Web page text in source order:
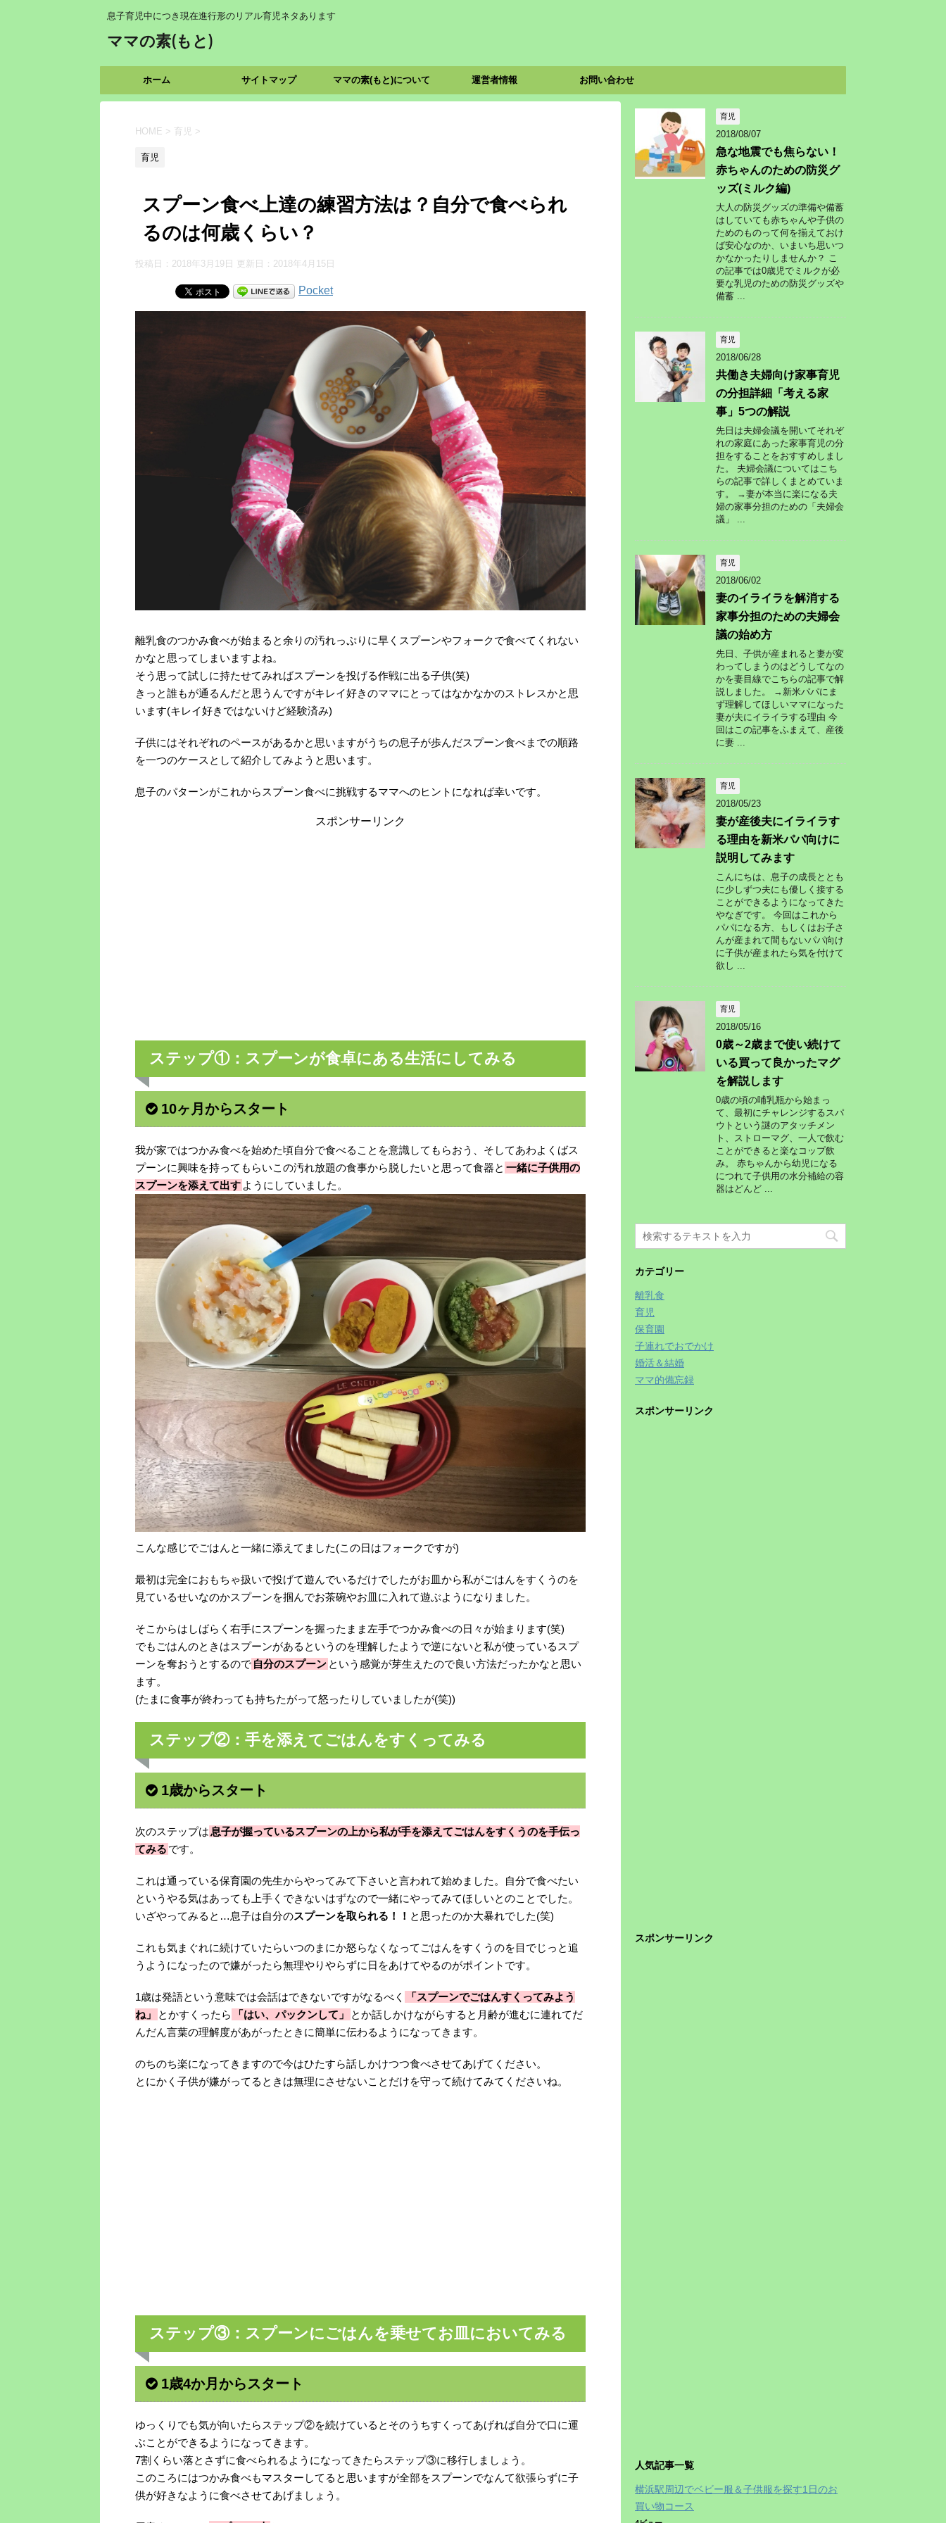
息子育児中につき現在進行形のリアル育児ネタあります
ママの素(もと)
ホーム サイトマップ ママの素(もと)について 運営者情報 お問い合わせ
HOME > 育児 >
育児
スプーン食べ上達の練習方法は？自分で食べられ
るのは何歳くらい？
投稿日：2018年3月19日 更新日： 2018年4月15日
Pocket
離乳食のつかみ食べが始まると余りの汚れっぷりに早くスプーンやフォークで食べてくれない
かなと思ってしまいますよね。
そう思って試しに持たせてみればスプーンを投げる作戦に出る子供(笑)
きっと誰もが通るんだと思うんですがキレイ好きのママにとってはなかなかのストレスかと思
います(キレイ好きではないけど経験済み)
子供にはそれぞれのペースがあるかと思いますがうちの息子が歩んだスプーン食べまでの順路
を一つのケースとして紹介してみようと思います。
息子のパターンがこれからスプーン食べに挑戦するママへのヒントになれば幸いです。
スポンサーリンク
ステップ①：スプーンが食卓にある生活にしてみる
10ヶ月からスタート
我が家ではつかみ食べを始めた頃自分で食べることを意識してもらおう、そしてあわよくばス
プーンに興味を持ってもらいこの汚れ放題の食事から脱したいと思って食器と 一緒に子供用の
スプーンを添えて出す ようにしていました。
こんな感じでごはんと一緒に添えてました(この日はフォークですが)
最初は完全におもちゃ扱いで投げて遊んでいるだけでしたがお皿から私がごはんをすくうのを
見ているせいなのかスプーンを掴んでお茶碗やお皿に入れて遊ぶようになりました。
そこからはしばらく右手にスプーンを握ったまま左手でつかみ食べの日々が始まります(笑)
でもごはんのときはスプーンがあるというのを理解したようで逆にないと私が使っているスプ
ーンを奪おうとするので 自分のスプーン という感覚が芽生えたので良い方法だったかなと思い
ます。
(たまに食事が終わっても持ちたがって怒ったりしていましたが(笑))
ステップ②：手を添えてごはんをすくってみる
1歳からスタート
次のステップは 息子が握っているスプーンの上から私が手を添えてごはんをすくうのを手伝っ
てみる です。
これは通っている保育園の先生からやってみて下さいと言われて始めました。自分で食べたい
というやる気はあっても上手くできないはずなので一緒にやってみてほしいとのことでした。
いざやってみると…息子は自分のスプーンを取られる！！ と思ったのか大暴れでした(笑)
これも気まぐれに続けていたらいつのまにか怒らなくなってごはんをすくうのを目でじっと追
うようになったので嫌がったら無理やりやらずに日をあけてやるのがポイントです。
1歳は発語という意味では会話はできないですがなるべく
「スプーンでごはんすくってみよう
ね」
とかすくったら 「はい、パックンして」
とか話しかけながらすると月齢が進むに連れてだ
んだん言葉の理解度があがったときに簡単に伝わるようになってきます。
のちのち楽になってきますので今はひたすら話しかけつつ食べさせてあげてください。
とにかく子供が嫌がってるときは無理にさせないことだけを守って続けてみてくださいね。
ステップ③：スプーンにごはんを乗せてお皿においてみる
1歳4か月からスタート
ゆっくりでも気が向いたらステップ②を続けているとそのうちすくってあげれば自分で口に運
ぶことができるようになってきます。
7割くらい落とさずに食べられるようになってきたらステップ③に移行しましょう。
このころにはつかみ食べもマスターしてると思いますが全部をスプーンでなんて欲張らずに子
供が好きなように食べさせてあげましょう。
育児
2018/08/07
急な地震でも焦らない！
赤ちゃんのための防災グ
ッズ(ミルク編)
大人の防災グッズの準備や備蓄
はしていても赤ちゃんや子供の
ためのものって何を揃えておけ
ば安心なのか、いまいち思いつ
かなかったりしませんか？ こ
の記事では0歳児でミルクが必
要な乳児のための防災グッズや
備蓄 ...
育児
2018/06/28
共働き夫婦向け家事育児
の分担詳細「考える家
事」5つの解説
先日は夫婦会議を開いてそれぞ
れの家庭にあった家事育児の分
担をすることをおすすめしまし
た。 夫婦会議についてはこち
らの記事で詳しくまとめていま
す。 →妻が本当に楽になる夫
婦の家事分担のための「夫婦会
議」 ...
育児
2018/06/02
妻のイライラを解消する
家事分担のための夫婦会
議の始め方
先日、子供が産まれると妻が変
わってしまうのはどうしてなの
かを妻目線でこちらの記事で解
説しました。 →新米パパにま
ず理解してほしいママになった
妻が夫にイライラする理由 今
回はこの記事をふまえて、産後
に妻 ...
育児
2018/05/23
妻が産後夫にイライラす
る理由を新米パパ向けに
説明してみます
こんにちは、息子の成長ととも
に少しずつ夫にも優しく接する
ことができるようになってきた
やなぎです。 今回はこれから
パパになる方、もしくはお子さ
んが産まれて間もないパパ向け
に子供が産まれたら気を付けて
欲し ...
育児
2018/05/16
0歳～2歳まで使い続けて
いる買って良かったマグ
を解説します
0歳の頃の哺乳瓶から始まっ
て、最初にチャレンジするスパ
ウトという謎のアタッチメン
ト、ストローマグ、一人で飲む
ことができると楽なコップ飲
み。 赤ちゃんから幼児になる
につれて子供用の水分補給の容
器はどんど ...
カテゴリー
離乳食
育児
保育園
子連れでおでかけ
婚活＆結婚
ママ的備忘録
スポンサーリンク
スポンサーリンク
人気記事一覧
横浜駅周辺でベビー服＆子供服を探す1日のお
買い物コース